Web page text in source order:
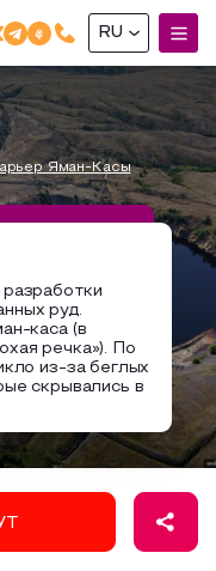
RU
Яман-Касы
руд.
каса (в
речка»). По
из-за беглых
скрывались в